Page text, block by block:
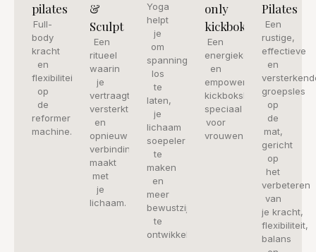
pilates
Full-
body
kracht
en
flexibiliteit
op
de
reformer
machine.
&
Sculpt
Een
ritueel
waarin
je
vertraagt,
versterkt
en
opnieuw
verbinding
maakt
met
je
lichaam.
Yoga
helpt
je
om
spanning
los
te
laten,
je
lichaam
soepeler
te
maken
en
meer
bewustzijn
te
ontwikkelen.
only
kickboksen
Een
energieke
en
empowering
kickboksles
speciaal
voor
vrouwen.
Pilates
Een
rustige,
effectieve
en
groepsles
op
de
mat,
gericht
op
het
verbeteren
van
je kracht,
flexibiliteit,
balans